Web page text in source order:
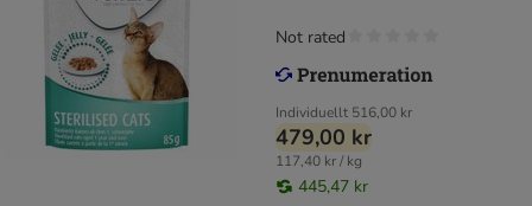
Individuellt 516,00 kr
479,00 kr
117,40 kr / kg
445,47 kr
Not rated